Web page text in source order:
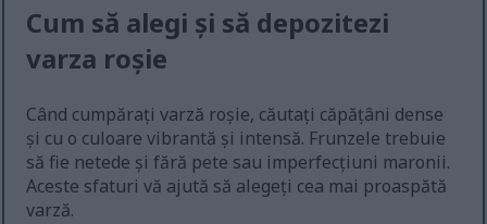
Cum să alegi și să depozitezi
varza roșie
Când cumpărați varză roșie, căutați căpățâni dense
și cu o culoare vibrantă și intensă. Frunzele trebuie
să fie netede și fără pete sau imperfecțiuni maronii.
Aceste sfaturi vă ajută să alegeți cea mai proaspătă
varză.